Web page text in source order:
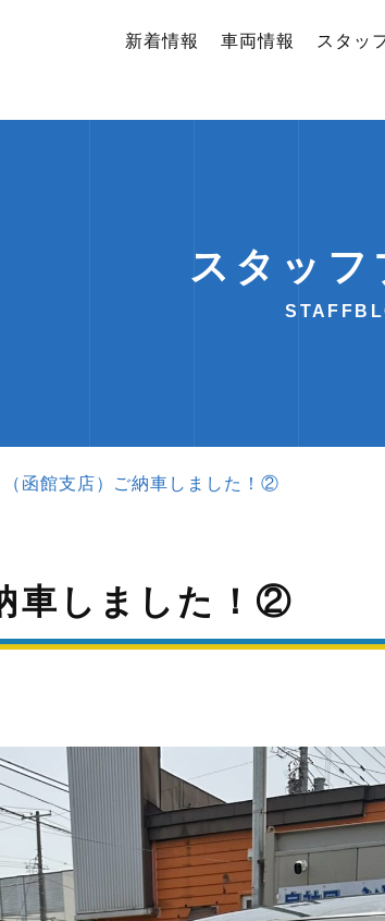
新着情報 車両情報 スタッ
スタッフ
（函館支店）ご納車しました！②
車しました！②